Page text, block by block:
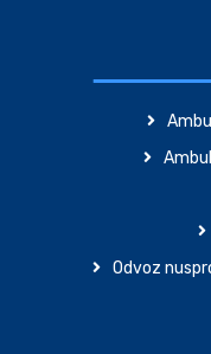
Odvoz